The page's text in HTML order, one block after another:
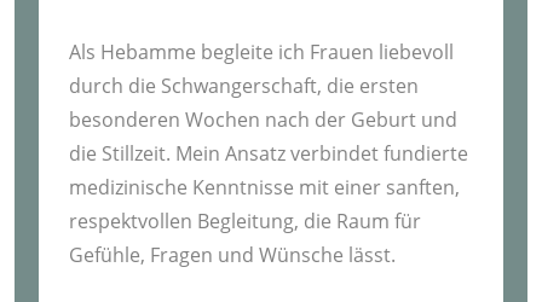
Als Hebamme begleite ich Frauen liebevoll
durch die Schwangerschaft, die ersten
besonderen Wochen nach der Geburt und
die Stillzeit. Mein Ansatz verbindet fundierte
medizinische Kenntnisse mit einer sanften,
respektvollen Begleitung, die Raum für
Gefühle, Fragen und Wünsche lässt.